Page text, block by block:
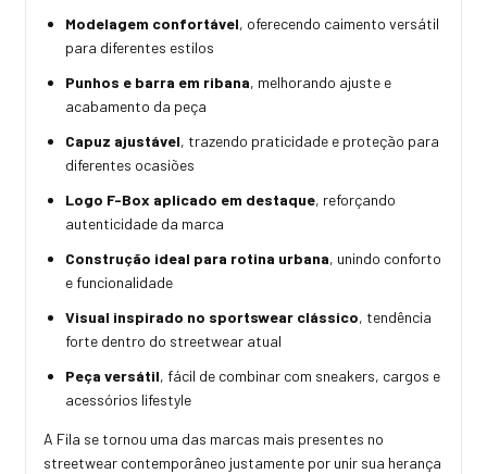
Modelagem confortável, oferecendo caimento versátil
para diferentes estilos
Punhos e barra em ribana, melhorando ajuste e
acabamento da peça
Capuz ajustável, trazendo praticidade e proteção para
diferentes ocasiões
Logo F-Box aplicado em destaque, reforçando
autenticidade da marca
Construção ideal para rotina urbana, unindo conforto
e funcionalidade
Visual inspirado no sportswear clássico, tendência
forte dentro do streetwear atual
Peça versátil, fácil de combinar com sneakers, cargos e
acessórios lifestyle
A Fila se tornou uma das marcas mais presentes no
streetwear contemporâneo justamente por unir sua herança